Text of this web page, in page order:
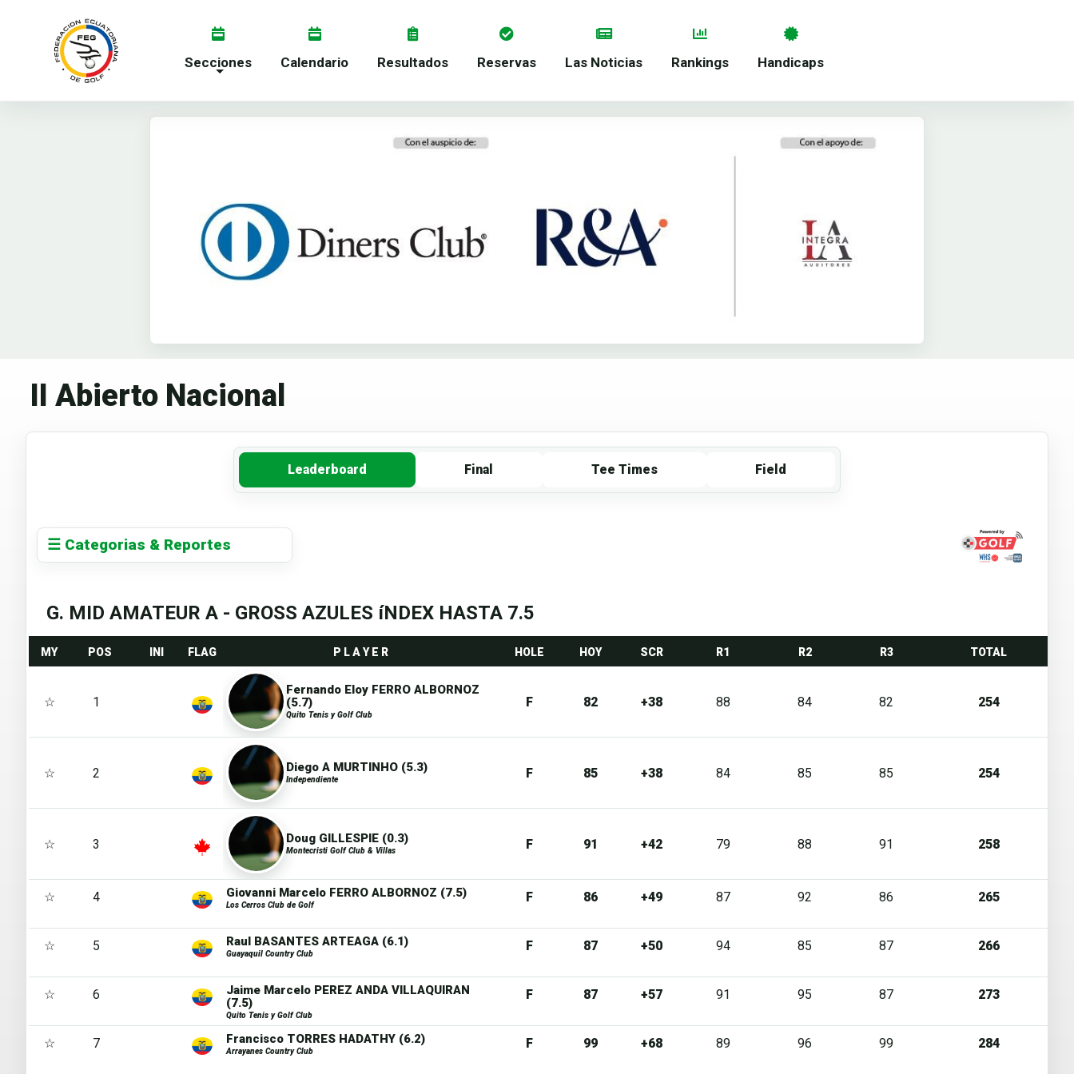
Secciones Calendario Resultados Reservas Las Noticias Rankings Handicaps
II Abierto Nacional
Leaderboard Final Tee Times Field
☰ Categorias & Reportes
G. MID AMATEUR A - GROSS AZULES íNDEX HASTA 7.5
MY POS INI FLAG P L A Y E R HOLE HOY SCR R1 R2 R3 TOTAL
☆ 1
Fernando Eloy FERRO ALBORNOZ
(5.7)
Quito Tenis y Golf Club
F 82 +38 88 84 82 254
☆ 2 Diego A MURTINHO (5.3)
Independiente F 85 +38 84 85 85 254
☆ 3 Doug GILLESPIE (0.3)
Montecristi Golf Club & Villas F 91 +42 79 88 91 258
☆ 4 Giovanni Marcelo FERRO ALBORNOZ (7.5)
Los Cerros Club de Golf
F 86 +49 87 92 86 265
☆ 5 Raul BASANTES ARTEAGA (6.1)
Guayaquil Country Club
F 87 +50 94 85 87 266
☆ 6
Jaime Marcelo PEREZ ANDA VILLAQUIRAN
(7.5)
Quito Tenis y Golf Club
F 87 +57 91 95 87 273
☆ 7 Francisco TORRES HADATHY (6.2)
Arrayanes Country Club
F 99 +68 89 96 99 284